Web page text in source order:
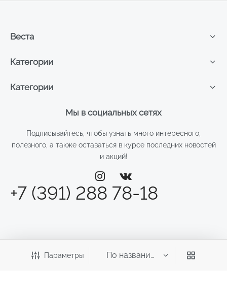
Параметры
Мы в социальных сетях
Подписывайтесь, чтобы узнать много интересного,
полезного, а также оставаться в курсе последних новостей
и акций!
+7 (391) 288 78-18
Категории
Категории
Веста